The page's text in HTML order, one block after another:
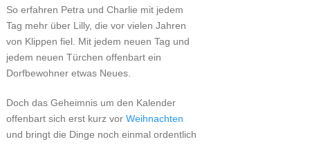
So erfahren Petra und Charlie mit jedem
Tag mehr über Lilly, die vor vielen Jahren
von Klippen fiel. Mit jedem neuen Tag und
jedem neuen Türchen offenbart ein
Dorfbewohner etwas Neues.
Doch das Geheimnis um den Kalender
offenbart sich erst kurz vor Weihnachten
und bringt die Dinge noch einmal ordentlich